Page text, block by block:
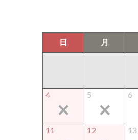
日 月
4 5 6
11 12 13